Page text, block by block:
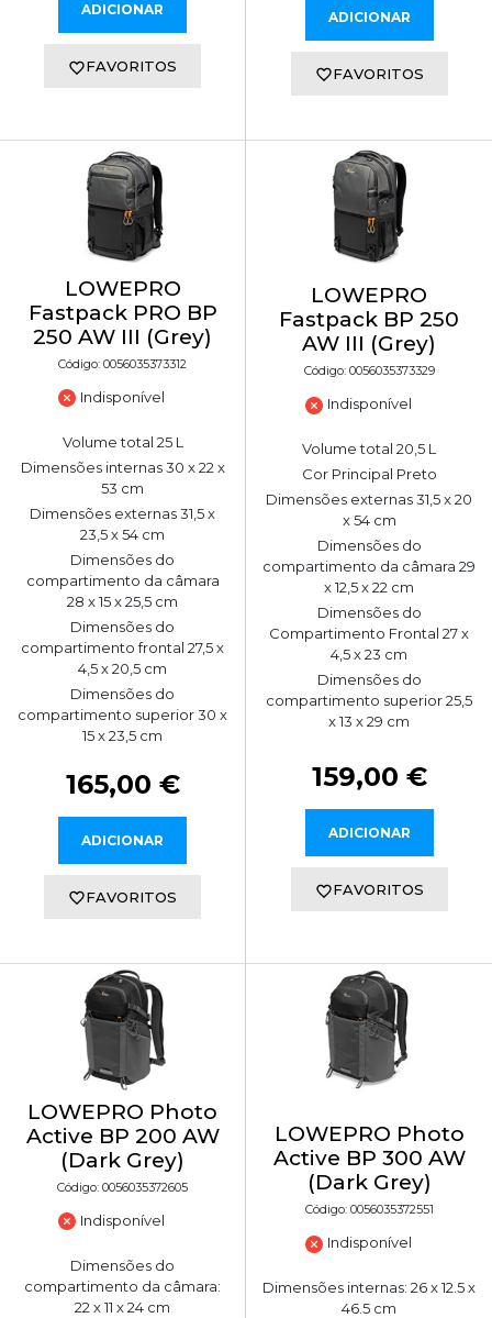
ADICIONAR
FAVORITOS
ADICIONAR
FAVORITOS
LOWEPRO
Fastpack PRO BP
250 AW III (Grey)
Código: 0056035373312
Indisponível
Volume total 25 L
Dimensões internas 30 x 22 x
53 cm
Dimensões externas 31,5 x
23,5 x 54 cm
Dimensões do
compartimento da câmara
28 x 15 x 25,5 cm
Dimensões do
compartimento frontal 27,5 x
4,5 x 20,5 cm
Dimensões do
compartimento superior 30 x
15 x 23,5 cm
165,00 €
ADICIONAR
FAVORITOS
LOWEPRO
Fastpack BP 250
AW III (Grey)
Código: 0056035373329
Indisponível
Volume total 20,5 L
Cor Principal Preto
Dimensões externas 31,5 x 20
x 54 cm
Dimensões do
compartimento da câmara 29
x 12,5 x 22 cm
Dimensões do
Compartimento Frontal 27 x
4,5 x 23 cm
Dimensões do
compartimento superior 25,5
x 13 x 29 cm
159,00 €
ADICIONAR
FAVORITOS
LOWEPRO Photo
Active BP 200 AW
(Dark Grey)
Código: 0056035372605
Indisponível
Dimensões do
compartimento da câmara:
22 x 11 x 24 cm
LOWEPRO Photo
Active BP 300 AW
(Dark Grey)
Código: 0056035372551
Indisponível
Dimensões internas: 26 x 12.5 x
46.5 cm